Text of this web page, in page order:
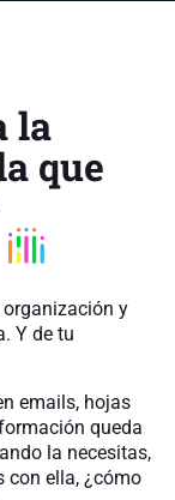
la
que
y
Y de tu
emails, hojas
queda
la necesitas,
con ella, ¿cómo